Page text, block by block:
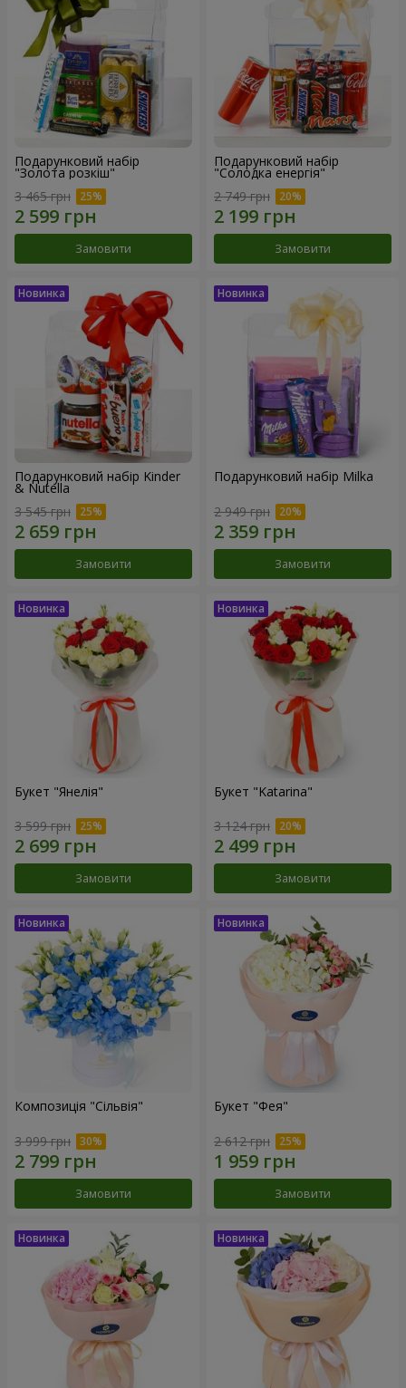
Подарунковий набір
"Золота розкіш"
3 465 грн
Замовити
Подарунковий набір
"Солодка енергія"
2 749 грн
Замовити
Подарунковий набір Kinder
& Nutella
3 545 грн
Замовити
Подарунковий набір Milka
2 949 грн
Замовити
Букет "Янелія"
3 599 грн
Замовити
Букет "Katarina"
3 124 грн
Замовити
Композиція "Сільвія"
3 999 грн
Замовити
Букет "Фея"
2 612 грн
Замовити